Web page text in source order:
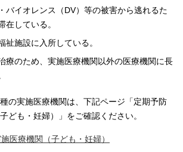
バイオレンス（DV）等の被害から逃れるた
在している。
祉施設に入所している。
療のため、実施医療機関以外の医療機関に長
の実施医療機関は、下記ページ「定期予防
ども・妊婦）」をご確認ください。
医療機関（子ども・妊婦）